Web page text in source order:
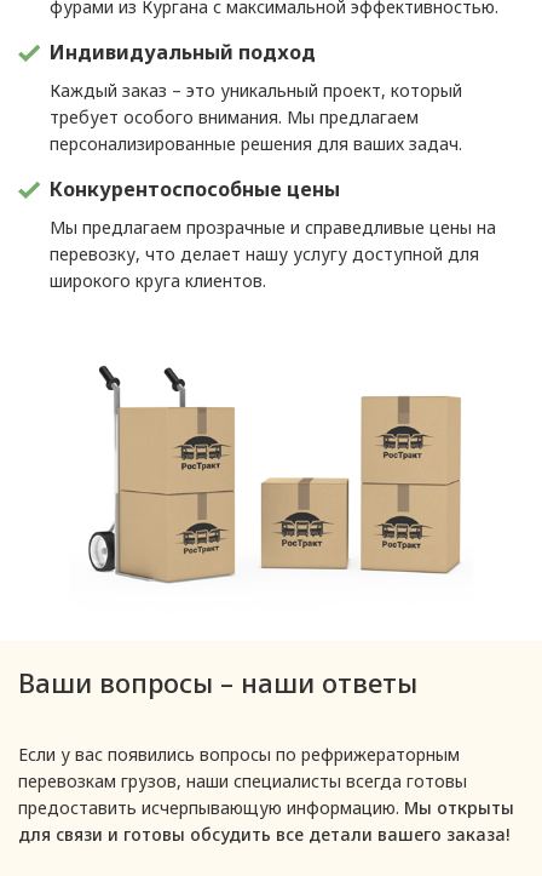
фурами из Кургана с максимальной эффективностью.
Индивидуальный подход
Каждый заказ – это уникальный проект, который
требует особого внимания. Мы предлагаем
персонализированные решения для ваших задач.
Конкурентоспособные цены
Мы предлагаем прозрачные и справедливые цены на
перевозку, что делает нашу услугу доступной для
широкого круга клиентов.
Ваши вопросы – наши ответы
Если у вас появились вопросы по рефрижераторным
перевозкам грузов, наши специалисты всегда готовы
предоставить исчерпывающую информацию. Мы открыты
для связи и готовы обсудить все детали вашего заказа!